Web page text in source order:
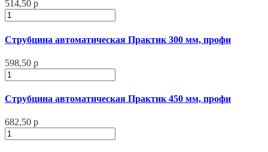
514,50 р
Струбцина автоматическая Практик 300 мм, профи
598,50 р
Струбцина автоматическая Практик 450 мм, профи
682,50 р